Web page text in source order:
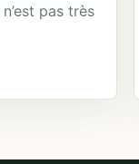
pas très